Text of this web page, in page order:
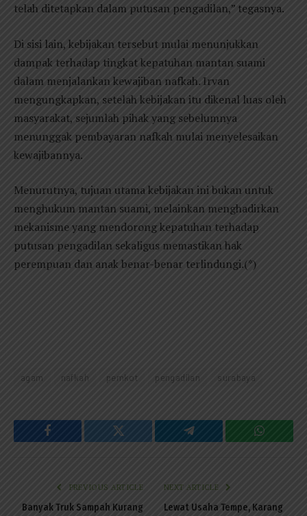
telah ditetapkan dalam putusan pengadilan,” tegasnya.
Di sisi lain, kebijakan tersebut mulai menunjukkan
dampak terhadap tingkat kepatuhan mantan suami
dalam menjalankan kewajiban nafkah. Irvan
mengungkapkan, setelah kebijakan itu dikenal luas oleh
masyarakat, sejumlah pihak yang sebelumnya
menunggak pembayaran nafkah mulai menyelesaikan
kewajibannya.
Menurutnya, tujuan utama kebijakan ini bukan untuk
menghukum mantan suami, melainkan menghadirkan
mekanisme yang mendorong kepatuhan terhadap
putusan pengadilan sekaligus memastikan hak
perempuan dan anak benar-benar terlindungi.(*)
agam nafkah pemkot pengadilan surabaya
Facebook Twitter Telegram
PREVIOUS ARTICLE
Banyak Truk Sampah Kurang
NEXT ARTICLE
Lewat Usaha Tempe, Karang